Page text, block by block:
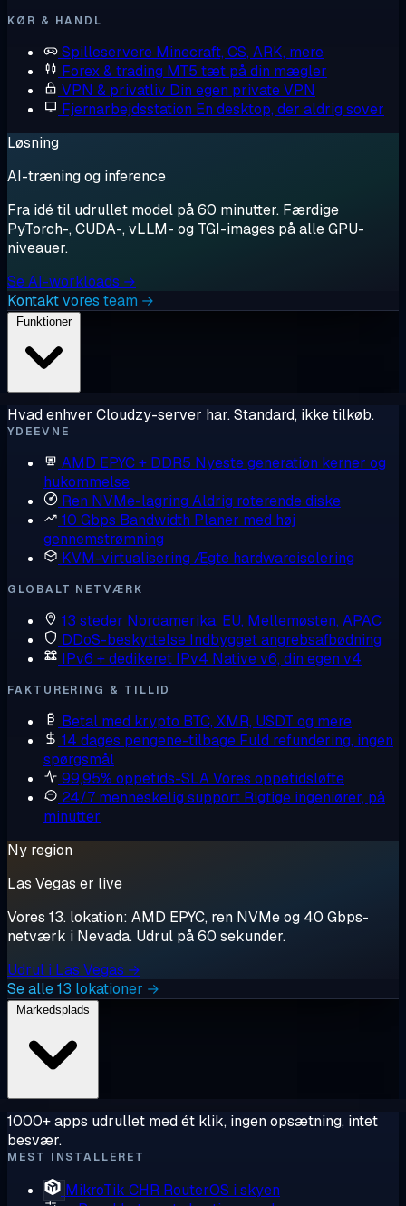
KØR & HANDL
Spilleservere Minecraft, CS, ARK, mere
Forex & trading MT5 tæt på din mægler
VPN & privatliv Din egen private VPN
Fjernarbejdsstation En desktop, der aldrig sover
Løsning
AI-træning og inference
Fra idé til udrullet model på 60 minutter. Færdige
PyTorch-, CUDA-, vLLM- og TGI-images på alle GPU-
niveauer.
Se AI-workloads →
Kontakt vores team →
Funktioner
Hvad enhver Cloudzy-server har. Standard, ikke tilkøb.
YDEEVNE
AMD EPYC + DDR5 Nyeste generation kerner og
hukommelse
Ren NVMe-lagring Aldrig roterende diske
10 Gbps Bandwidth Planer med høj
gennemstrømning
KVM-virtualisering Ægte hardwareisolering
GLOBALT NETVÆRK
13 steder Nordamerika, EU, Mellemøsten, APAC
DDoS-beskyttelse Indbygget angrebsafbødning
IPv6 + dedikeret IPv4 Native v6, din egen v4
FAKTURERING & TILLID
Betal med krypto BTC, XMR, USDT og mere
14 dages pengene-tilbage Fuld refundering, ingen
spørgsmål
99,95% oppetids-SLAVores oppetidsløfte
24/7 menneskelig support Rigtige ingeniører, på
minutter
Ny region
Las Vegas er live
Vores 13. lokation: AMD EPYC, ren NVMe og 40 Gbps-
netværk i Nevada. Udrul på 60 sekunder.
Udrul i Las Vegas →
Se alle 13 lokationer →
1000+ apps udrullet med ét klik, ingen opsætning, intet
besvær.
MEST INSTALLERET
MikroTik CHR RouterOS i skyen